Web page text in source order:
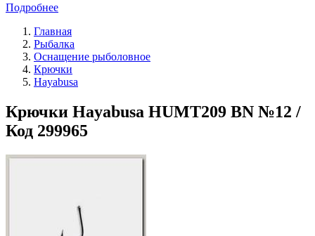
Подробнее
Главная
Рыбалка
Оснащение рыболовное
Крючки
Hayabusa
Крючки Hayabusa HUMT209 BN №12 /
Код 299965